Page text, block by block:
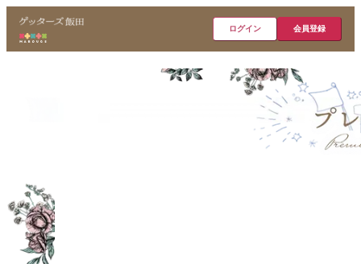
ログイン 会員登録